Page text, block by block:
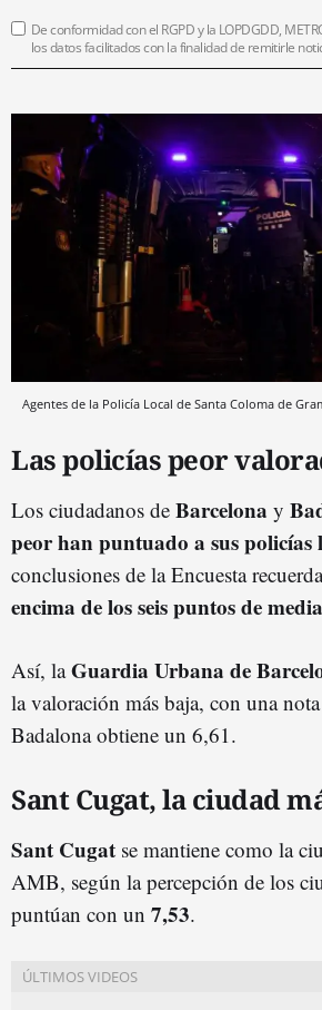
De conformidad con el RGPD y la LOPDGDD,
los datos facilitados con la finalidad de remitirle
Agentes de la Policía Local de Santa Coloma de
Las policías peor
Los ciudadanos de Barcelona y
peor han puntuado a sus policías
conclusiones de la Encuesta
encima de los seis puntos de media
Así, laGuardia Urbana de
la valoración más baja, con una
Badalona obtiene un 6,61.
Sant Cugat, la ciudad
Sant Cugat se mantiene como la
AMB, según la percepción de los
puntúan con un 7,53.